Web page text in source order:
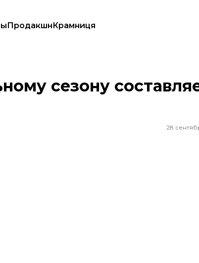
ПродакшнКрамниця
сезону
28